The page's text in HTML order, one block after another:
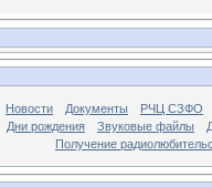
Новости Документы
РЧЦ СЗФО
Дни рождения Звуковые файлы
Получение